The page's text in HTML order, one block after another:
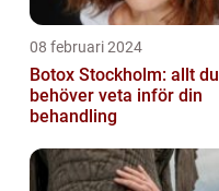
08 februari 2024
Botox Stockholm: allt du
behöver veta inför din
behandling